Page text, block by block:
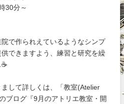
分～
で作られえているようなシンプ
できますよう、練習と研究を繰
して詳しくは、「教室(Atelier
ブログ『9月のアトリエ教室・開